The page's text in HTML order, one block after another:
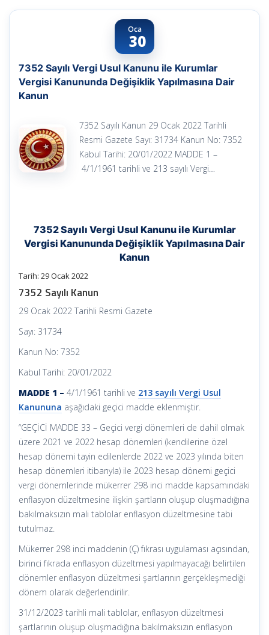
Oca
30
7352 Sayılı Vergi Usul Kanunu ile Kurumlar
Vergisi Kanununda Değişiklik Yapılmasına Dair
Kanun
7352 Sayılı Kanun 29 Ocak 2022 Tarihli
Resmi Gazete Sayı: 31734 Kanun No: 7352
Kabul Tarihi: 20/01/2022 MADDE 1 –
4/1/1961 tarihli ve 213 sayılı Vergi…
7352 Sayılı Vergi Usul Kanunu ile Kurumlar
Vergisi Kanununda Değişiklik Yapılmasına Dair
Kanun
Tarih: 29 Ocak 2022
7352 Sayılı Kanun
29 Ocak 2022 Tarihli Resmi Gazete
Sayı: 31734
Kanun No: 7352
Kabul Tarihi: 20/01/2022
MADDE 1 – 4/1/1961 tarihli ve 213 sayılı Vergi Usul
Kanununa aşağıdaki geçici madde eklenmiştir.
“GEÇİCİ MADDE 33 – Geçici vergi dönemleri de dahil olmak
üzere 2021 ve 2022 hesap dönemleri (kendilerine özel
hesap dönemi tayin edilenlerde 2022 ve 2023 yılında biten
hesap dönemleri itibarıyla) ile 2023 hesap dönemi geçici
vergi dönemlerinde mükerrer 298 inci madde kapsamındaki
enflasyon düzeltmesine ilişkin şartların oluşup oluşmadığına
bakılmaksızın mali tablolar enflasyon düzeltmesine tabi
tutulmaz.
Mükerrer 298 inci maddenin (Ç) fıkrası uygulaması açısından,
birinci fıkrada enflasyon düzeltmesi yapılmayacağı belirtilen
dönemler enflasyon düzeltmesi şartlarının gerçekleşmediği
dönem olarak değerlendirilir.
31/12/2023 tarihli mali tablolar, enflasyon düzeltmesi
şartlarının oluşup oluşmadığına bakılmaksızın enflasyon